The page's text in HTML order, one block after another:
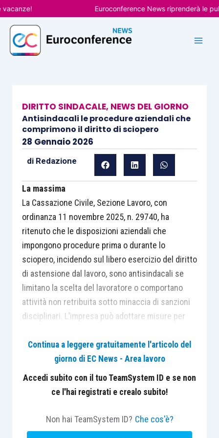
Vai
al
contenuto
Euroconference News riprenderà le
DIRITTO SINDACALE, NEWS DEL GIORNO
Antisindacali le procedure aziendali che
comprimono il diritto di sciopero
28 Gennaio 2026
di Redazione
La massima
La Cassazione Civile, Sezione Lavoro, con
ordinanza 11 novembre 2025, n. 29740, ha
ritenuto che le disposizioni aziendali che
impongono procedure prima o durante lo
sciopero, incidendo sul libero esercizio del diritto
di astensione dal lavoro, sono antisindacali se
limitano la scelta del lavoratore o comportano
attività non retribuita sotto minaccia di sanzioni
disciplinari. L’impresa può adottare misure per
può compromettere la produttività né impedire
l’esercizio del diritto costituzionale di sciopero;
l’accertamento va effettuato caso per caso in
relazione all’effettiva incidenza sulle attività dei
Continua a leggere gratuitamente l'articolo del
giorno di EC News - Area lavoro
Accedi subito con il tuo TeamSystem ID e se non
ce l'hai registrati e crealo subito!
Non hai TeamSystem ID? Che cos'è?